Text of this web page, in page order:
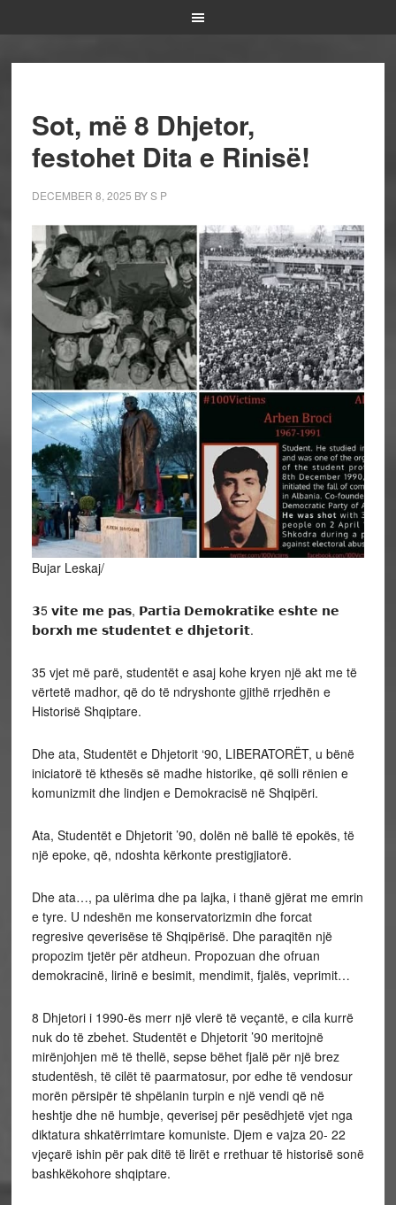
Sot, më 8 Dhjetor,
festohet Dita e Rinisë!
DECEMBER 8, 2025 BYS P
Bujar Leskaj/
𝟯5 𝘃𝗶𝘁𝗲 𝗺𝗲 𝗽𝗮𝘀, 𝗣𝗮𝗿𝘁𝗶𝗮 𝗗𝗲𝗺𝗼𝗸𝗿𝗮𝘁𝗶𝗸𝗲 𝗲𝘀𝗵𝘁𝗲 𝗻𝗲
𝗯𝗼𝗿𝘅𝗵 𝗺𝗲 𝘀𝘁𝘂𝗱𝗲𝗻𝘁𝗲𝘁 𝗲 𝗱𝗵𝗷𝗲𝘁𝗼𝗿𝗶𝘁.
35 vjet më parë, studentët e asaj kohe kryen një akt me të
vërtetë madhor, që do të ndryshonte gjithë rrjedhën e
Historisë Shqiptare.
Dhe ata, Studentët e Dhjetorit ‘90, LIBERATORËT, u bënë
iniciatorë të kthesës së madhe historike, që solli rënien e
komunizmit dhe lindjen e Demokracisë në Shqipëri.
Ata, Studentët e Dhjetorit ’90, dolën në ballë të epokës, të
një epoke, që, ndoshta kërkonte prestigjiatorë.
Dhe ata…, pa ulërima dhe pa lajka, i thanë gjërat me emrin
e tyre. U ndeshën me konservatorizmin dhe forcat
regresive qeverisëse të Shqipërisë. Dhe paraqitën një
propozim tjetër për atdheun. Propozuan dhe ofruan
demokracinë, lirinë e besimit, mendimit, fjalës, veprimit…
8 Dhjetori i 1990-ës merr një vlerë të veçantë, e cila kurrë
nuk do të zbehet. Studentët e Dhjetorit ’90 meritojnë
mirënjohjen më të thellë, sepse bëhet fjalë për një brez
studentësh, të cilët të paarmatosur, por edhe të vendosur
morën përsipër të shpëlanin turpin e një vendi që në
heshtje dhe në humbje, qeverisej për pesëdhjetë vjet nga
diktatura shkatërrimtare komuniste. Djem e vajza 20- 22
vjeçarë ishin për pak ditë të lirët e rrethuar të historisë sonë
bashkëkohore shqiptare.